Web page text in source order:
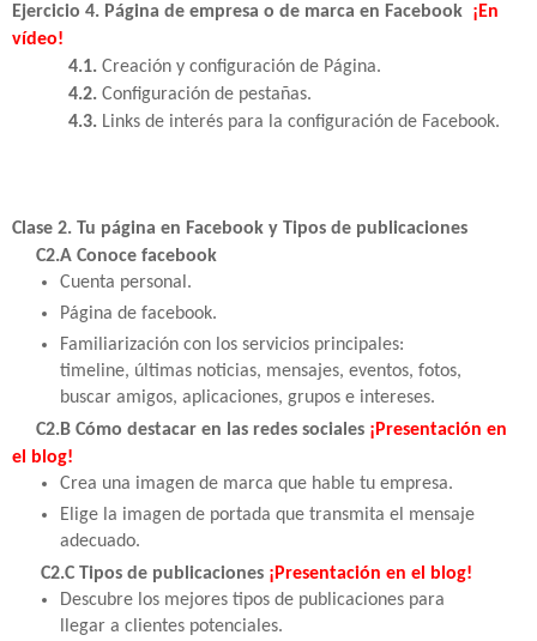
Ejercicio 4. Página de empresa o de marca en Facebook ¡En
vídeo!
4.1.Creación y configuración de Página.
4.2.Configuración de pestañas.
4.3. Links de interés para la configuración de Facebook.
Clase 2. Tu página en Facebook y Tipos de publicaciones
C2.A Conoce facebook
Cuenta personal.
Página de facebook.
Familiarización con los servicios principales:
timeline, últimas noticias, mensajes, eventos, fotos,
buscar amigos, aplicaciones, grupos e intereses.
C2.B Cómo destacar en las redes sociales ¡Presentación en
el blog!
Crea una imagen de marca que hable tu empresa.
Elige la imagen de portada que transmita el mensaje
adecuado.
C2.C Tipos de publicaciones ¡Presentación en el blog!
Descubre los mejores tipos de publicaciones para
llegar a clientes potenciales.